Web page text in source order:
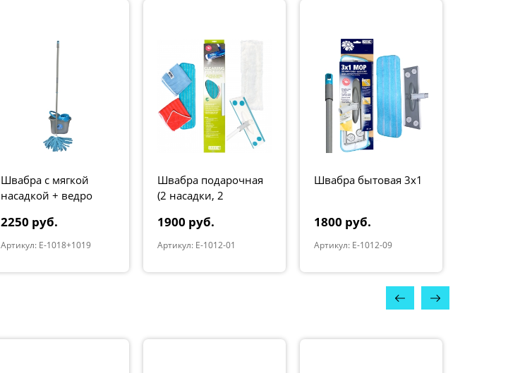
Швабра с мягкой
насадкой + ведро
2250 руб.
Артикул: E-1018+1019
Швабра подарочная
(2 насадки, 2
1900 руб.
Артикул: E-1012-01
Швабра бытовая 3x1
1800 руб.
Артикул: E-1012-09